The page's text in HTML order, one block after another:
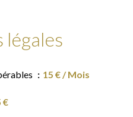
15 € / Mois
€